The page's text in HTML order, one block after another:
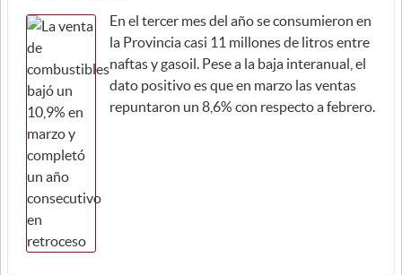
En el tercer mes del año se consumieron en
la Provincia casi 11 millones de litros entre
naftas y gasoil. Pese a la baja interanual, el
dato positivo es que en marzo las ventas
repuntaron un 8,6% con respecto a febrero.